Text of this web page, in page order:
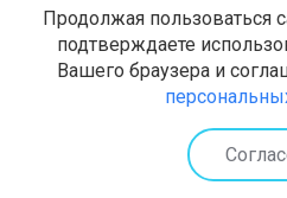
Продолжая пользоваться
подтверждаете
Вашего браузера и